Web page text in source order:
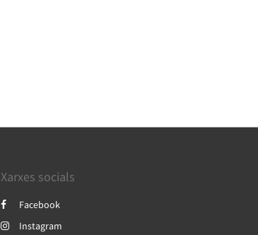
Xarxes socials
Facebook
Instagram